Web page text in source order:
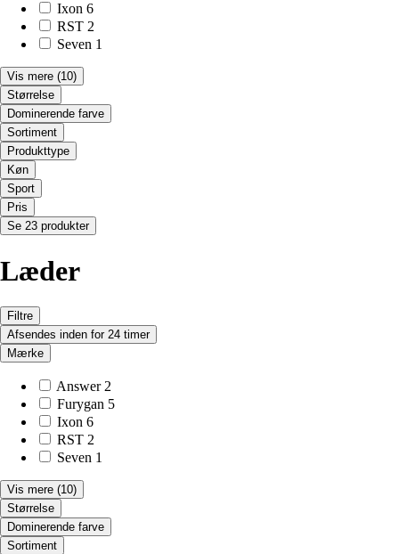
Ixon 6
RST 2
Seven 1
Vis mere (10)
Størrelse
Dominerende farve
Sortiment
Produkttype
Køn
Sport
Pris
Se 23 produkter
Læder
Filtre
Afsendes inden for 24 timer
Mærke
Answer 2
Furygan 5
Ixon 6
RST 2
Seven 1
Vis mere (10)
Størrelse
Dominerende farve
Sortiment